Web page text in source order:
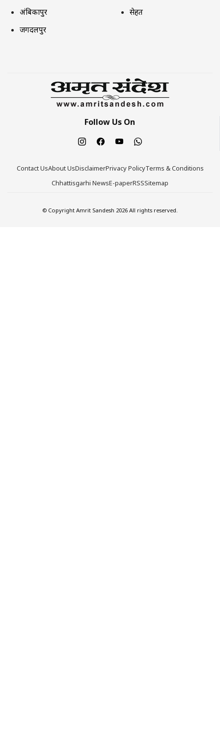
अंबिकापुर
जगदलपुर
सेहत
Follow Us On
Contact UsAbout UsDisclaimerPrivacy PolicyTerms & Conditions
Chhattisgarhi NewsE-paperRSSSitemap
© Copyright Amrit Sandesh 2026 All rights reserved.